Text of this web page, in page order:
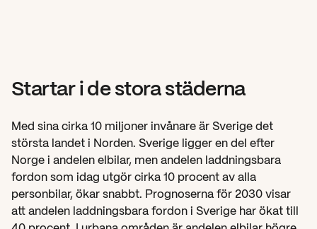
Startar i de stora städerna
Med sina cirka 10 miljoner invånare är Sverige det
största landet i Norden. Sverige ligger en del efter
Norge i andelen elbilar, men andelen laddningsbara
fordon som idag utgör cirka 10 procent av alla
personbilar, ökar snabbt. Prognoserna för 2030 visar
att andelen laddningsbara fordon i Sverige har ökat till